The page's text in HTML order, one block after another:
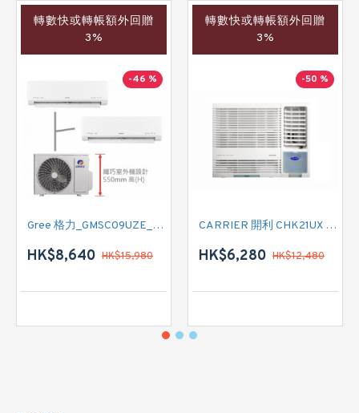
轉數快或轉帳額外回贈
3%
-46 %
Gree 格力_GMSC09UZE_GMSC12UZE_GMSC18UZC_R32 掛牆變頻式1拖2分體冷氣機 (淨冷型)
HK$8,640 HK$15,980
轉數快或轉帳額外回贈
3%
-50 %
CARRIER 開利 CHK21UX 二匹半 變頻淨冷窗口式冷氣機 (附遙控)
HK$6,280 HK$12,480